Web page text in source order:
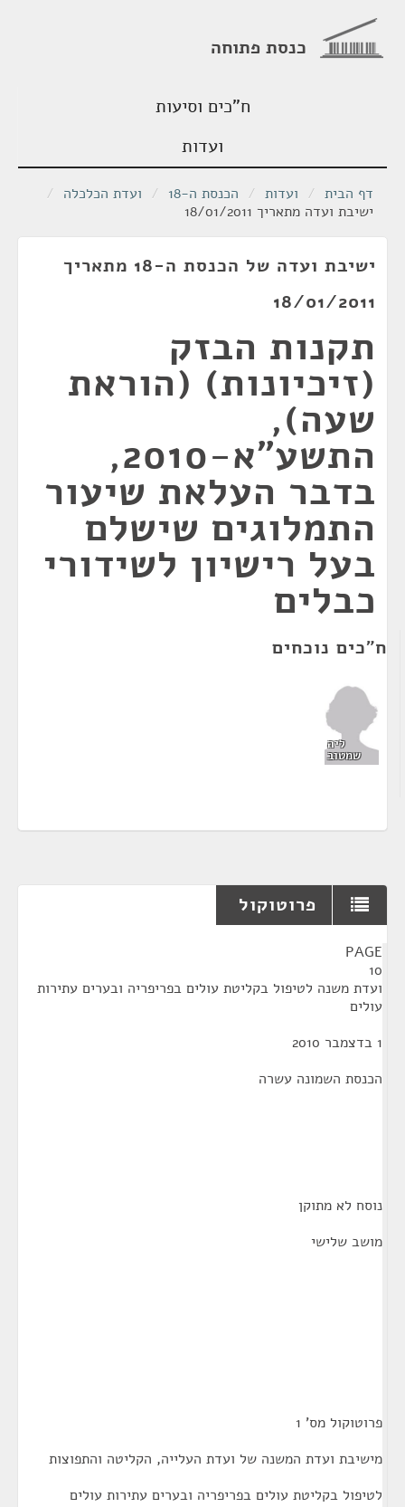
כנסת פתוחה
ח"כים וסיעות
ועדות
דף הבית / ועדות / הכנסת ה-18 / ועדת הכלכלה /
ישיבת ועדה מתאריך 18/01/2011
ישיבת ועדה של הכנסת ה-18 מתאריך
18/01/2011
תקנות הבזק
(זיכיונות) (הוראת
שעה),
התשע"א-2010,
בדבר העלאת שיעור
התמלוגים שישלם
בעל רישיון לשידורי
כבלים
ח"כים נוכחים
ליה
שמטוב
פרוטוקול
PAGE
10
ועדת משנה לטיפול בקליטת עולים בפריפריה ובערים עתירות
עולים
1 בדצמבר 2010
הכנסת השמונה עשרה
נוסח לא מתוקן
מושב שלישי
פרוטוקול מס' 1
מישיבת ועדת המשנה של ועדת העלייה, הקליטה והתפוצות
לטיפול בקליטת עולים בפריפריה ובערים עתירות עולים